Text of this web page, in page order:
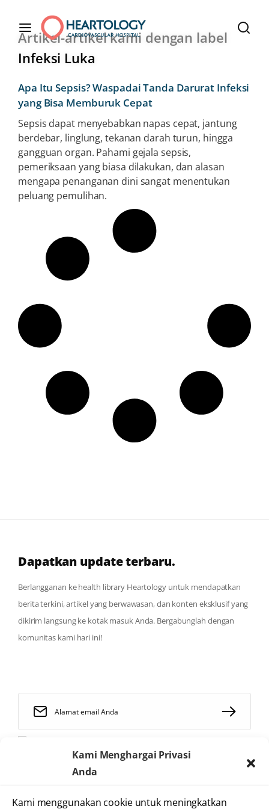
Kami Menghargai Privasi
Anda
Kami menggunakan cookie untuk meningkatkan
Artikel-artikel kami dengan label
Infeksi Luka
Apa Itu Sepsis? Waspadai Tanda Darurat Infeksi
yang Bisa Memburuk Cepat
Sepsis dapat menyebabkan napas cepat, jantung
berdebar, linglung, tekanan darah turun, hingga
gangguan organ. Pahami gejala sepsis,
pemeriksaan yang biasa dilakukan, dan alasan
mengapa penanganan dini sangat menentukan
peluang pemulihan.
Dapatkan update terbaru.
Berlangganan ke health library Heartology untuk mendapatkan
berita terkini, artikel yang berwawasan, dan konten eksklusif yang
dikirim langsung ke kotak masuk Anda. Bergabunglah dengan
komunitas kami hari ini!